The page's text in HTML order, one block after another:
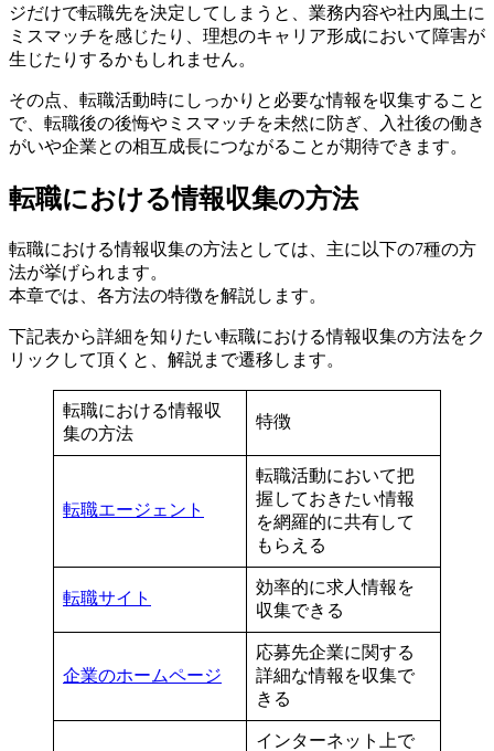
ジだけで転職先を決定してしまうと、業務内容や社内風土に
ミスマッチを感じたり、理想のキャリア形成において障害が
生じたりするかもしれません。
その点、転職活動時にしっかりと必要な情報を収集すること
で、転職後の後悔やミスマッチを未然に防ぎ、入社後の働き
がいや企業との相互成長につながることが期待できます。
転職における情報収集の方法
転職における情報収集の方法としては、主に以下の7種の方
法が挙げられます。
本章では、各方法の特徴を解説します。
下記表から詳細を知りたい転職における情報収集の方法をク
リックして頂くと、解説まで遷移します。
転職における情報収
集の方法
特徴
転職エージェント
転職活動において把
握しておきたい情報
を網羅的に共有して
もらえる
転職サイト
効率的に求人情報を
収集できる
企業のホームページ
応募先企業に関する
詳細な情報を収集で
きる
インターネット上で